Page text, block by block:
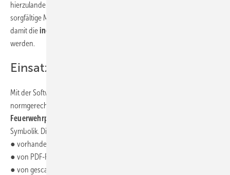
hierzulande zur Verfügung. Umso wichtiger findet Baumann
sorgfältige Marktrecherche und eine wohl überlegte Auswahlstrategie,
damit dieindividuellen Bedürfnisse
werden.
Einsatzgebiete für Fluchtplan
Mit der Software erstellt er
normgerecht gemäß
Feuerwehrpläne
Symbolik. Die Pläne können entweder auf der Basis
● vorhandener CAD-Zeichnungen im DXF- oder DWG-Format,
● von PDF-Plänen,
● von gescannten Bestandsplänen oder